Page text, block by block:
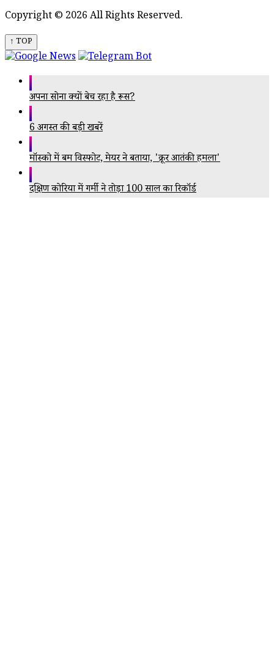
Copyright © 2026 All Rights Reserved.
↑ TOP
अपना सोना क्यों बेच रहा है रूस?
6 अगस्त की बड़ी खबरें
मॉस्को में बम विस्फोट, मेयर ने बताया, 'क्रूर आतंकी हमला'
दक्षिण कोरिया में गर्मी ने तोड़ा 100 साल का रिकॉर्ड